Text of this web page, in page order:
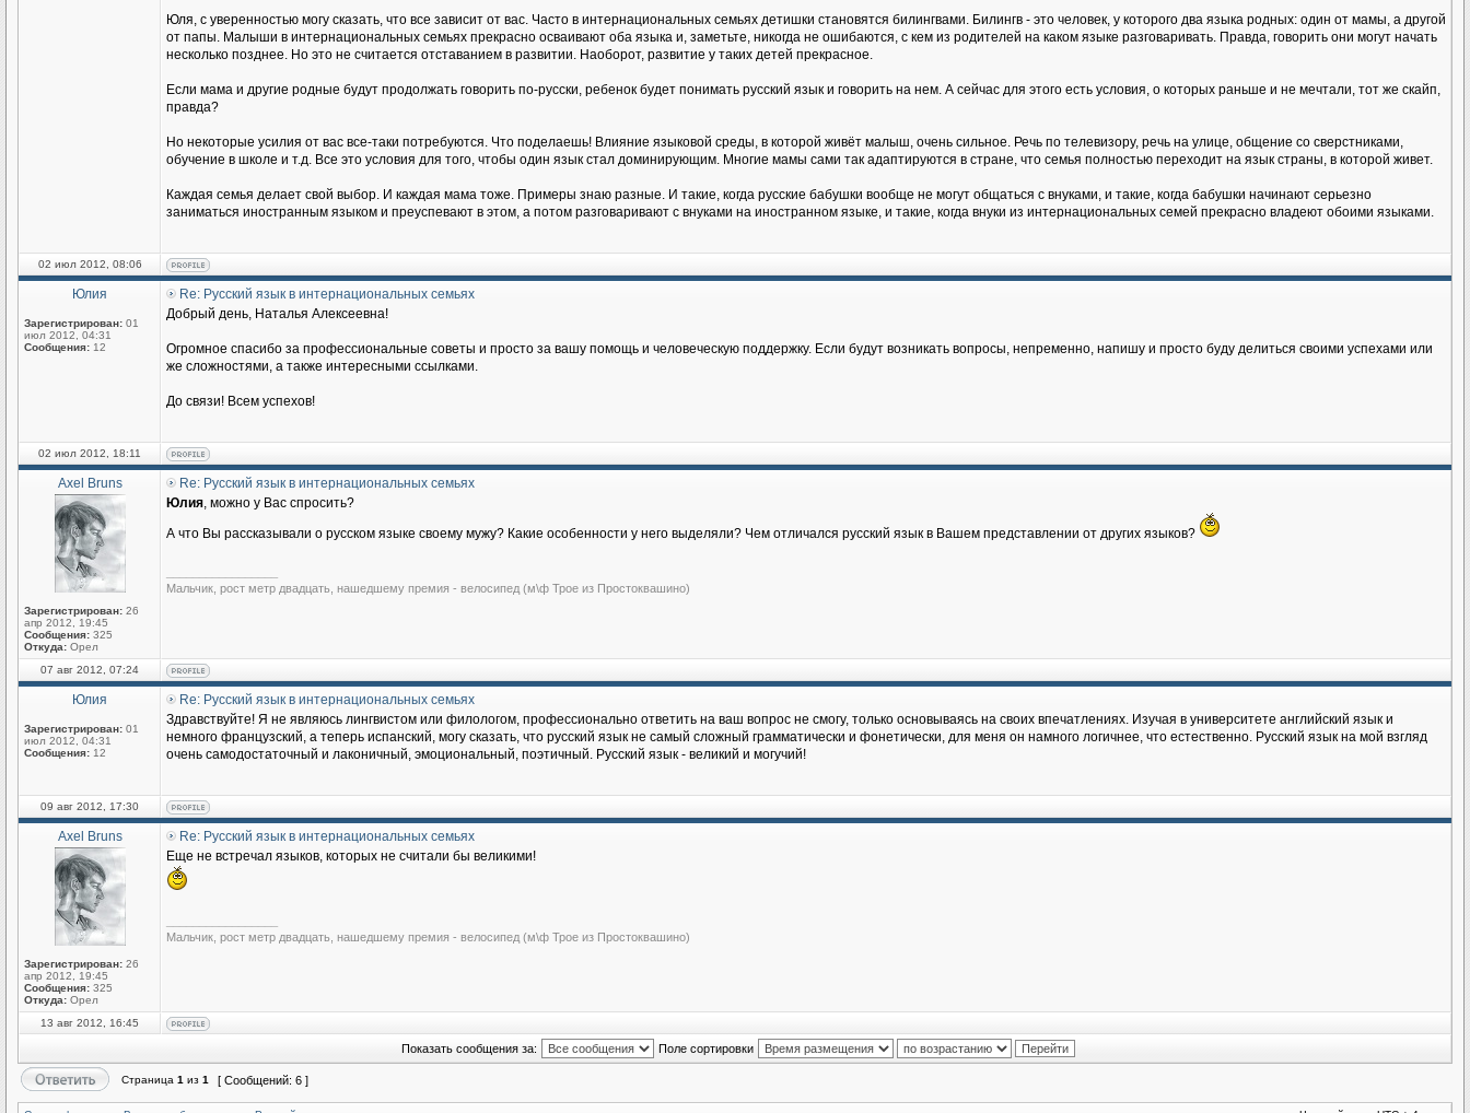
Юля, с уверенностью могу сказать, что все зависит от вас. Часто в интернациональных семьях детишки становятся билингвами. Билингв - это человек, у которого два языка родных: один от мамы, а другой
от папы. Малыши в интернациональных семьях прекрасно осваивают оба языка и, заметьте, никогда не ошибаются, с кем из родителей на каком языке разговаривать. Правда, говорить они могут начать
несколько позднее. Но это не считается отставанием в развитии. Наоборот, развитие у таких детей прекрасное.
Если мама и другие родные будут продолжать говорить по-русски, ребенок будет понимать русский язык и говорить на нем. А сейчас для этого есть условия, о которых раньше и не мечтали, тот же скайп,
правда?
Но некоторые усилия от вас все-таки потребуются. Что поделаешь! Влияние языковой среды, в которой живёт малыш, очень сильное. Речь по телевизору, речь на улице, общение со сверстниками,
обучение в школе и т.д. Все это условия для того, чтобы один язык стал доминирующим. Многие мамы сами так адаптируются в стране, что семья полностью переходит на язык страны, в которой живет.
Каждая семья делает свой выбор. И каждая мама тоже. Примеры знаю разные. И такие, когда русские бабушки вообще не могут общаться с внуками, и такие, когда бабушки начинают серьезно
заниматься иностранным языком и преуспевают в этом, а потом разговаривают с внуками на иностранном языке, и такие, когда внуки из интернациональных семей прекрасно владеют обоими языками.
02 июл 2012, 08:06
Юлия
Зарегистрирован: 01
июл 2012, 04:31
Сообщения: 12
Re: Русский язык в интернациональных семьях
Добрый день, Наталья Алексеевна!
Огромное спасибо за профессиональные советы и просто за вашу помощь и человеческую поддержку. Если будут возникать вопросы, непременно, напишу и просто буду делиться своими успехами или
же сложностями, а также интересными ссылками.
До связи! Всем успехов!
02 июл 2012, 18:11
Axel Bruns
Зарегистрирован: 26
апр 2012, 19:45
Сообщения: 325
Откуда: Орел
Re: Русский язык в интернациональных семьях
Юлия, можно у Вас спросить?
А что Вы рассказывали о русском языке своему мужу? Какие особенности у него выделяли? Чем отличался русский язык в Вашем представлении от других языков?
Мальчик, рост метр двадцать, нашедшему премия - велосипед (м\ф Трое из Простоквашино)
07 авг 2012, 07:24
Юлия
Зарегистрирован: 01
июл 2012, 04:31
Сообщения: 12
Re: Русский язык в интернациональных семьях
Здравствуйте! Я не являюсь лингвистом или филологом, профессионально ответить на ваш вопрос не cмогу, только основываясь на своих впечатлениях. Изучая в университете английский язык и
немного французский, а теперь испанский, могу сказать, что русский язык не самый сложный грамматически и фонетически, для меня он намного логичнее, что естественно. Русский язык на мой взгляд
очень самодостаточный и лаконичный, эмоциональный, поэтичный. Русский язык - великий и могучий!
09 авг 2012, 17:30
Axel Bruns
Зарегистрирован: 26
апр 2012, 19:45
Сообщения: 325
Откуда: Орел
Re: Русский язык в интернациональных семьях
Еще не встречал языков, которых не считали бы великими!
Мальчик, рост метр двадцать, нашедшему премия - велосипед (м\ф Трое из Простоквашино)
13 авг 2012, 16:45
Показать сообщения за: Поле сортировки
Страница 1 из 1 [ Сообщений: 6 ]